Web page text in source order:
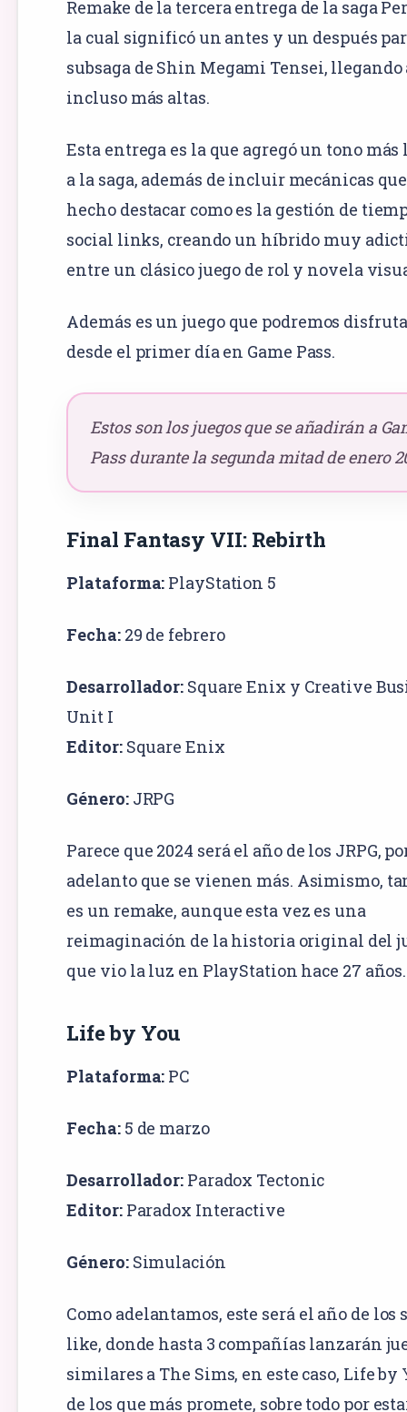
Remake de la tercera entrega de la saga
la cual significó un antes y un después
subsaga de Shin Megami Tensei, llegando
incluso más altas.
Esta entrega es la que agregó un tono
a la saga, además de incluir mecánicas
hecho destacar como es la gestión de
social links, creando un híbrido muy
entre un clásico juego de rol y novela
Además es un juego que podremos
desde el primer día en Game Pass.
Estos son los juegos que se añadirán a
Pass durante la segunda mitad de enero
Final Fantasy VII: Rebirth
Plataforma: PlayStation 5
Fecha:29 de febrero
Desarrollador: Square Enix y Creative
Unit I
Editor: Square Enix
Género: JRPG
Parece que 2024 será el año de los JRPG,
adelanto que se vienen más. Asimismo,
es un remake, aunque esta vez es una
reimaginación de la historia original del
que vio la luz en PlayStation hace 27 años.
Life by You
Plataforma: PC
Fecha:5 de marzo
Desarrollador: Paradox Tectonic
Editor: Paradox Interactive
Género: Simulación
Como adelantamos, este será el año de los
like, donde hasta 3 compañías lanzarán
similares a The Sims, en este caso, Life by
de los que más promete, sobre todo por